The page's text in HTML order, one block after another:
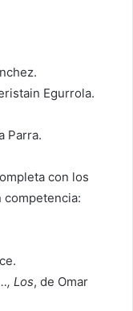
Egurrola.
Parra.
con los
Los, de Omar